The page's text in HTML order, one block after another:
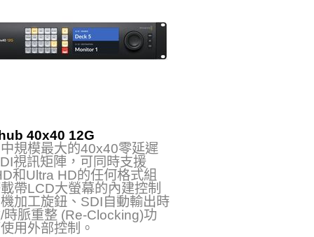
40x40 12G
規模最大的40x40零延遲
視訊矩陣，可同時支援
和Ultra HD的任何格式組
帶LCD大螢幕的內建控制
加工旋鈕、SDI自動輸出時
時脈重整 (Re‑Clocking)功
用外部控制。